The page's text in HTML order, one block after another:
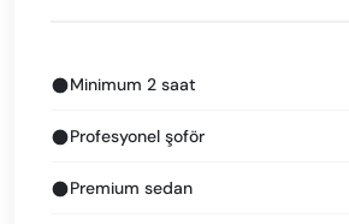
Minimum 2 saat
Profesyonel şoför
Premium sedan